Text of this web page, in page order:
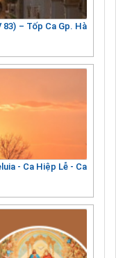
83) – Tốp Ca Gp. Hà
- Ca Hiệp Lễ - Ca